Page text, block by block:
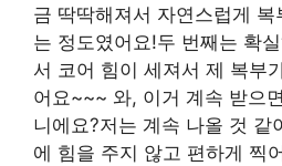
금 딱딱해져서 자연스럽게
는 정도였어요!두 번째는 확
서 코어 힘이 세져서 제 복부
어요~~~ 와, 이거 계속 받으
니에요?저는 계속 나올 것
에 힘을 주지 않고 편하게 찍